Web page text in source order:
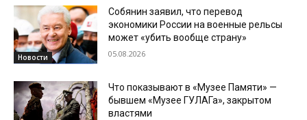
Новости
Собянин заявил, что перевод
экономики России на военные рельсы
может «убить вообще страну»
05.08.2026
Что показывают в «Музее Памяти» —
бывшем «Музее ГУЛАГа», закрытом
властями